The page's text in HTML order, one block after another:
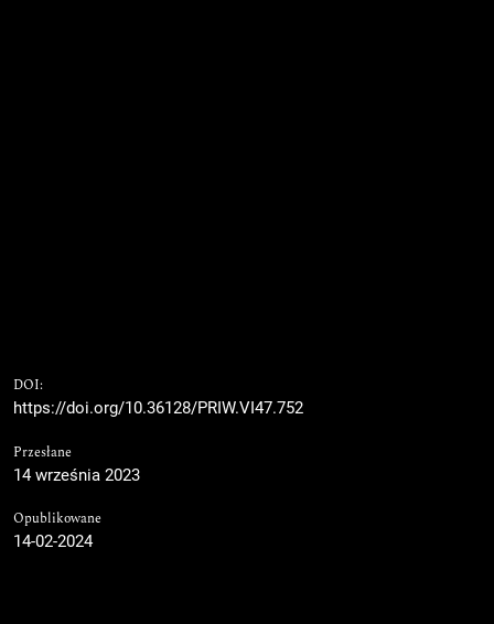
DOI:
https://doi.org/10.36128/PRIW.VI47.752
Przesłane
14 września 2023
Opublikowane
14-02-2024